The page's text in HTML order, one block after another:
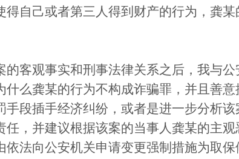
得自己或者第三人得到财产的行为，龚
的客观事实和刑事法律关系之后，我与
什么龚某的行为不构成诈骗罪，并且善
手段插手经济纠纷，或者是进一步分析
任，并建议根据该案的当事人龚某的主
依法向公安机关申请变更强制措施为取